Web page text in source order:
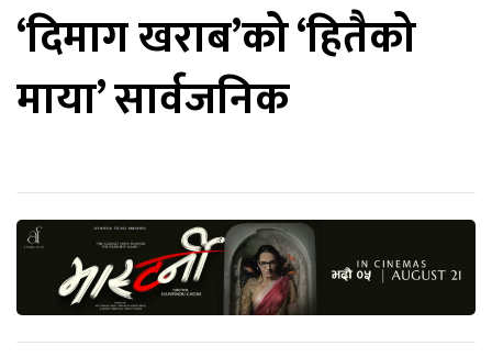
‘दिमाग खराब’को ‘हितैको
माया’ सार्वजनिक